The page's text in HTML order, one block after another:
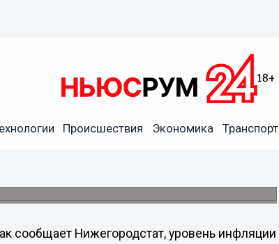
Происшествия Экономика Транспорт
выросли в
сообщает Нижегородстат, уровень инфляции